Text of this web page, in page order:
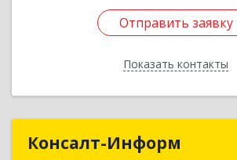
Отправить заявку
Показать контакты
Отправить заявку
Назад
Консалт-Информ